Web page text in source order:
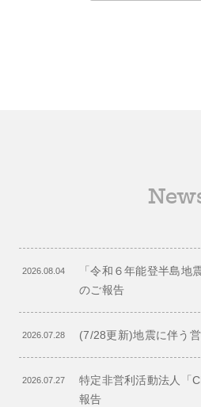
2026.08.04
「令和６年能登半島地
のご報告
2026.07.28 (7/28更新)地震に伴う
2026.07.27
特定非営利活動法人「
報告